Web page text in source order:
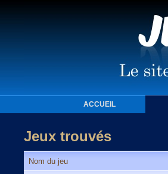
ACCUEIL
Jeux trouvés
Nom du jeu